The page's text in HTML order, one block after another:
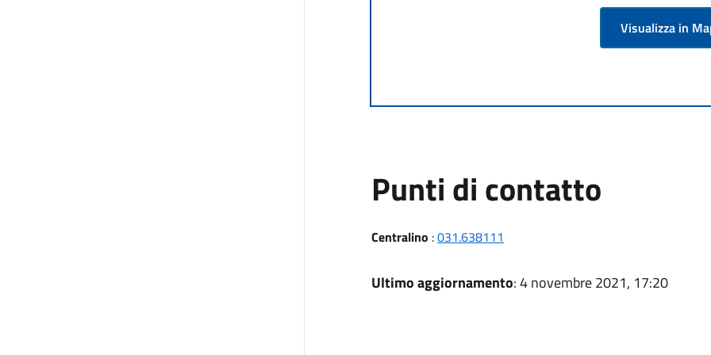
Visualizza in
Punti di contatto
Centralino :031.638111
Ultimo aggiornamento: 4 novembre 2021, 17:20